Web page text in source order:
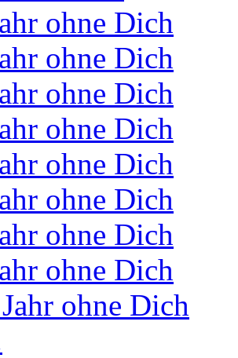
ohne Dich
ohne Dich
ohne Dich
ohne Dich
ohne Dich
ohne Dich
ohne Dich
ohne Dich
ohne Dich